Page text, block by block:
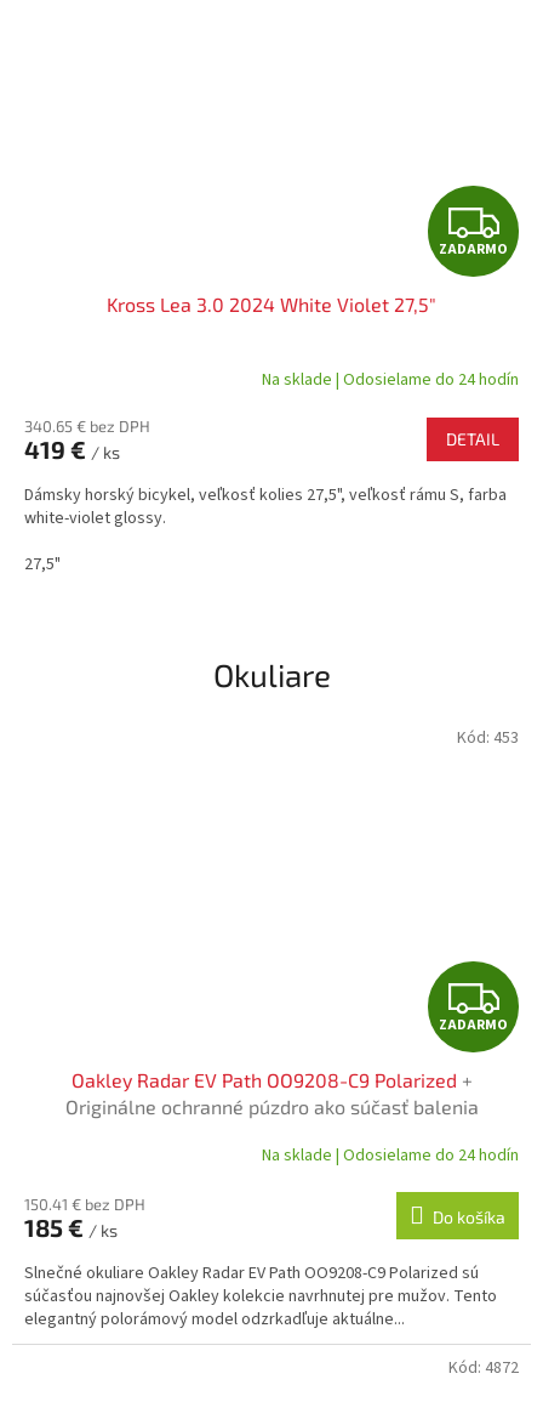
Z
A
A
R
M
ZADARMO
Kross Lea 3.0 2024 White Violet 27,5"
Na sklade | Odosielame do 24 hodín
340.65 € bez DPH
419 € / ks
DETAIL
Dámsky horský bicykel, veľkosť kolies 27,5", veľkosť rámu S, farba
white-violet glossy.
27,5"
Okuliare
Z
A
A
R
M
ZADARMO
Oakley Radar EV Path OO9208-C9 Polarized +
Originálne ochranné púzdro ako súčasť balenia
Na sklade | Odosielame do 24 hodín
150.41 € bez DPH
185 € / ks
Do košíka
Slnečné okuliare Oakley Radar EV Path OO9208-C9 Polarized sú
súčasťou najnovšej Oakley kolekcie navrhnutej pre mužov. Tento
elegantný polorámový model odzrkadľuje aktuálne...
Kód: 453
Kód: 4872